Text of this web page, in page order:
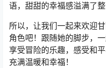
语，甜甜的幸福感溢满了整
所以，让我们一起来欢迎
角色吧！跟随她的脚步，
享受冒险的乐趣，感受和
充满温暖和幸福！